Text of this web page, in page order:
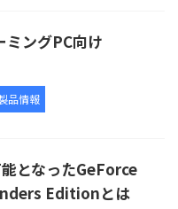
ングPC向け
品情報
となったGeForce
Editionとは